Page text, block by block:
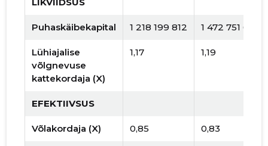
LIKVIIDSUS
Puhaskäibekapital 1 218 199 812 1 472 751 639
Lühiajalise
võlgnevuse
kattekordaja (X)
1,17 1,19
EFEKTIIVSUS
Võlakordaja (X) 0,85 0,83